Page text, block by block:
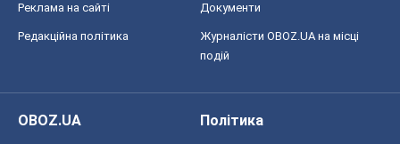
Реклама на сайті Документи
Редакційна політика
Журналісти OBOZ.UA на місці
подій
OBOZ.UA
Політика